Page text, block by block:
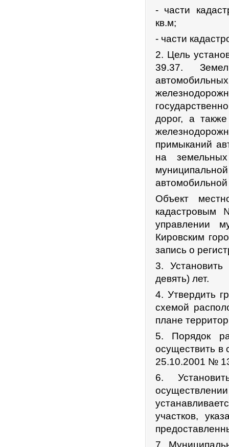
- части
кв.м;
- части
2. Цель
39.37.
дорог, а
примыканий
на
автомобильной
Объект
кадастровым
управлении
Кировским
запись о
3.
девять) лет.
4. Утвердить
схемой
плане
5. Порядок
осуществить в
25.10.2001 №
6.
участков,
7.